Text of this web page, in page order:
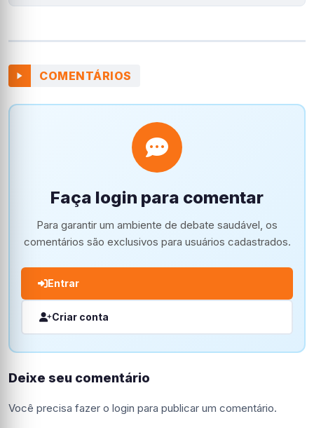
COMENTÁRIOS
Faça login para comentar
Para garantir um ambiente de debate saudável, os
comentários são exclusivos para usuários cadastrados.
Entrar
Criar conta
Deixe seu comentário
Você precisa fazer o login para publicar um comentário.